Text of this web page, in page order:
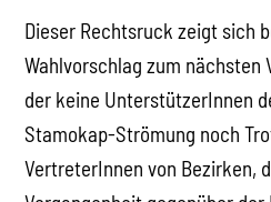
Dieser Rechtsruck zeigt sich
Wahlvorschlag zum nächsten
der keine UnterstützerInnen
Stamokap-Strömung noch
VertreterInnen von Bezirken,